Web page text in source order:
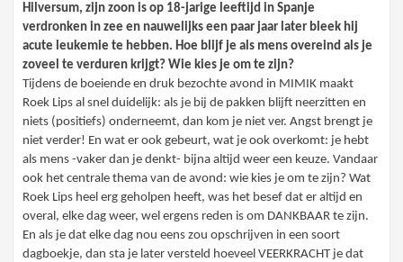
Hilversum, zijn zoon is op 18-jarige leeftijd in Spanje
verdronken in zee en nauwelijks een paar jaar later bleek hij
acute leukemie te hebben. Hoe blijf je als mens overeind als je
zoveel te verduren krijgt? Wie kies je om te zijn?
Tijdens de boeiende en druk bezochte avond in MIMIK maakt
Roek Lips al snel duidelijk: als je bij de pakken blijft neerzitten en
niets (positiefs) onderneemt, dan kom je niet ver. Angst brengt je
niet verder! En wat er ook gebeurt, wat je ook overkomt: je hebt
als mens -vaker dan je denkt- bijna altijd weer een keuze. Vandaar
ook het centrale thema van de avond: wie kies je om te zijn? Wat
Roek Lips heel erg geholpen heeft, was het besef dat er altijd en
overal, elke dag weer, wel ergens reden is om DANKBAAR te zijn.
En als je dat elke dag nou eens zou opschrijven in een soort
dagboekje, dan sta je later versteld hoeveel VEERKRACHT je dat